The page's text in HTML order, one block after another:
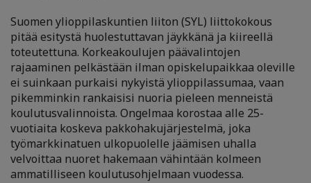
Suomen ylioppilaskuntien liiton (SYL) liittokokous
pitää esitystä huolestuttavan jäykkänä ja kiireellä
toteutettuna. Korkeakoulujen päävalintojen
rajaaminen pelkästään ilman opiskelupaikkaa oleville
ei suinkaan purkaisi nykyistä ylioppilassumaa, vaan
pikemminkin rankaisisi nuoria pieleen menneistä
koulutusvalinnoista. Ongelmaa korostaa alle 25-
vuotiaita koskeva pakkohakujärjestelmä, joka
työmarkkinatuen ulkopuolelle jäämisen uhalla
velvoittaa nuoret hakemaan vähintään kolmeen
ammatilliseen koulutusohjelmaan vuodessa.